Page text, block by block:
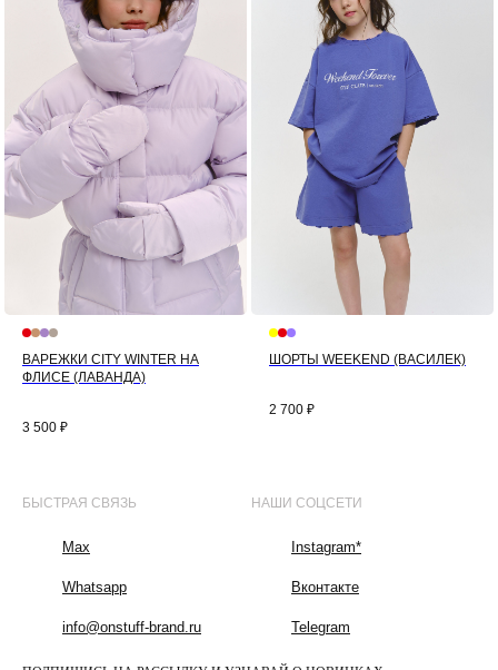
ВАРЕЖКИ CITY WINTER НА
ФЛИСЕ (ЛАВАНДА)
3 500 ₽
ШОРТЫ WEEKEND (ВАСИЛЕК)
2 700 ₽
БЫСТРАЯ СВЯЗЬ
Max
Whatsapp
info@onstuff-brand.ru
НАШИ СОЦСЕТИ
Instagram*
Вконтакте
Telegram